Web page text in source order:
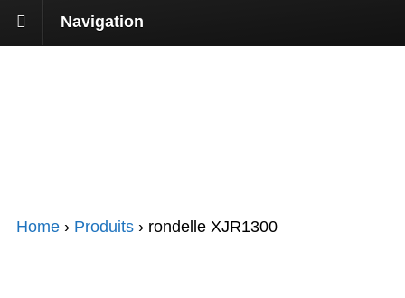
Navigation
Home › Produits › rondelle XJR1300